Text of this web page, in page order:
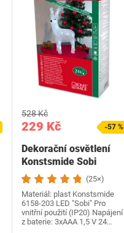
229 Kč
528 Kč
-57 %
Dekorační osvětlení
Konstsmide Sobi
(25×)
Materiál: plast Konstsmide
6158-203 LED "Sobi" Pro
vnitřní použití (IP20) Napájení
z baterie: 3xAAA 1,5 V 24…